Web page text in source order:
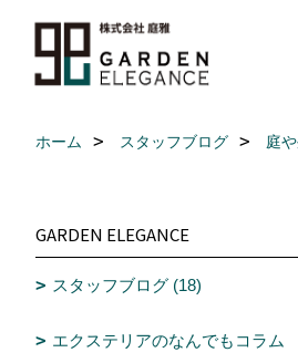
ホーム スタッフブログ 庭
GARDEN ELEGANCE
スタッフブログ (18)
エクステリアのなんでもコラム